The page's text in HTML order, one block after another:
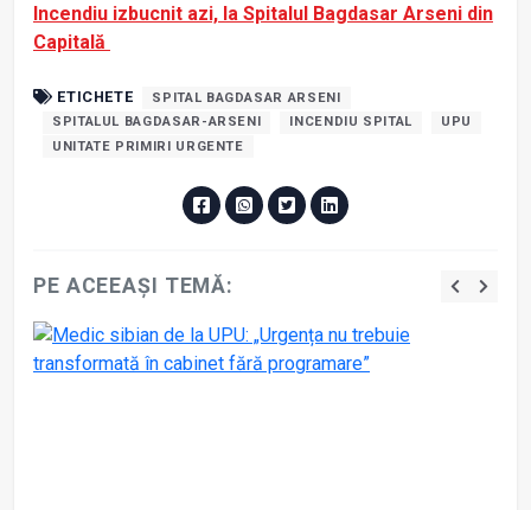
Incendiu izbucnit azi, la Spitalul Bagdasar Arseni din
Capitală
ETICHETE
SPITAL BAGDASAR ARSENI
SPITALUL BAGDASAR-ARSENI
INCENDIU SPITAL
UPU
UNITATE PRIMIRI URGENTE
PE ACEEAȘI TEMĂ: